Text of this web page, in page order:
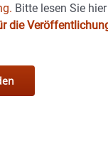
Bitte lesen Sie
die